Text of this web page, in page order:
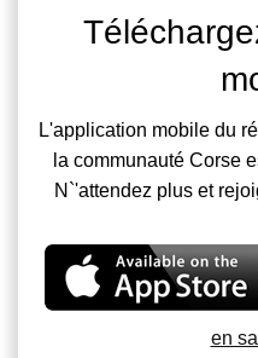
L'application mobile du
la communauté Corse
N`'attendez plus et
en